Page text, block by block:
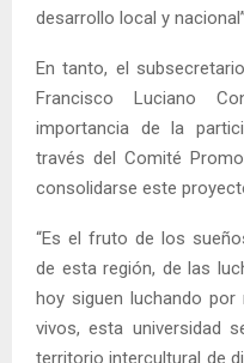
desarrollo local y
En tanto, el
Francisco Luciano
importancia de la
través del Comité
consolidarse este
“Es el fruto de los
de esta región, de las
hoy siguen luchando
vivos, esta universidad
territorio intercultural de